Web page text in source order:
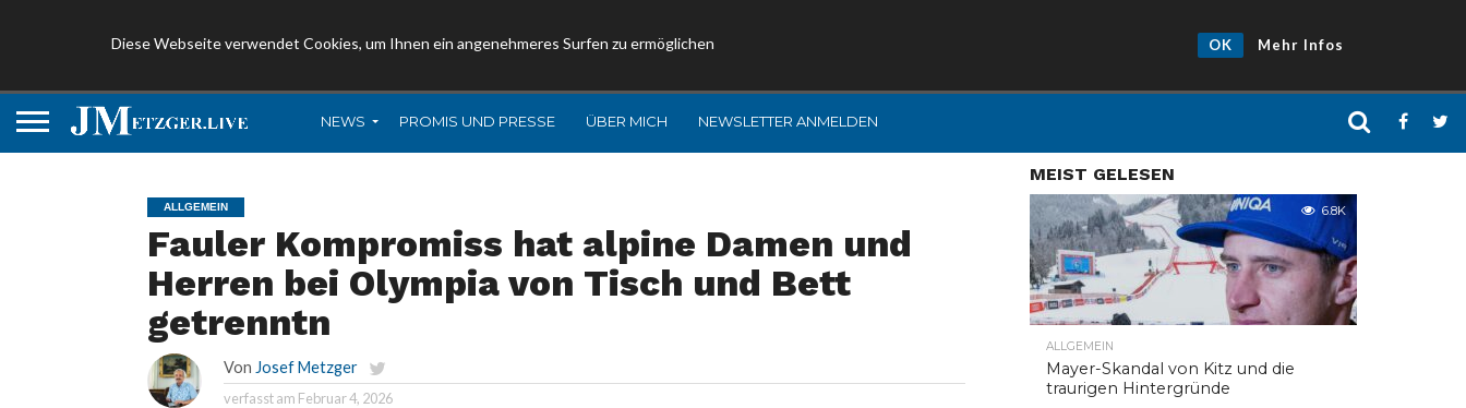
Diese Webseite verwendet Cookies, um Ihnen ein angenehmeres Surfen zu ermöglichen OK Mehr Infos
NEWS PROMIS UND PRESSE ÜBER MICH NEWSLETTER ANMELDEN
ALLGEMEIN
Fauler Kompromiss hat alpine Damen und
Herren bei Olympia von Tisch und Bett
getrenntn
Von Josef Metzger
verfasst am Februar 4, 2026
MEIST GELESEN
6.8K
ALLGEMEIN
Mayer-Skandal von Kitz und die
traurigen Hintergründe